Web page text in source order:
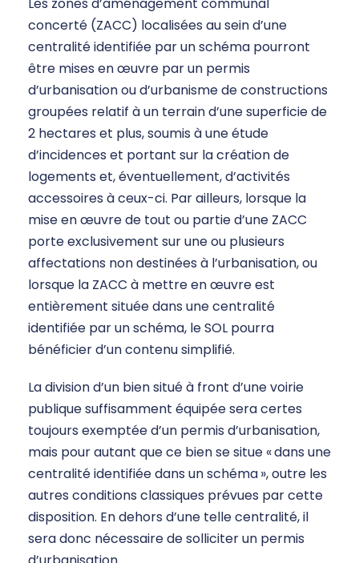
concerté (ZACC) localisées au sein d’une
centralité identifiée par un schéma pourront
être mises en œuvre par un permis
d’urbanisation ou d’urbanisme de constructions
groupées relatif à un terrain d’une superficie de
2 hectares et plus, soumis à une étude
d’incidences et portant sur la création de
logements et, éventuellement, d’activités
accessoires à ceux-ci. Par ailleurs, lorsque la
mise en œuvre de tout ou partie d’une ZACC
porte exclusivement sur une ou plusieurs
affectations non destinées à l’urbanisation, ou
lorsque la ZACC à mettre en œuvre est
entièrement située dans une centralité
identifiée par un schéma, le SOL pourra
bénéficier d’un contenu simplifié.
La division d’un bien situé à front d’une voirie
publique suffisamment équipée sera certes
toujours exemptée d’un permis d’urbanisation,
mais pour autant que ce bien se situe « dans une
centralité identifiée dans un schéma», outre les
autres conditions classiques prévues par cette
disposition. En dehors d’une telle centralité, il
sera donc nécessaire de solliciter un permis